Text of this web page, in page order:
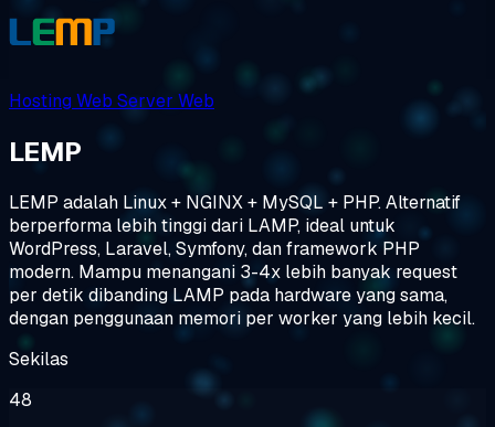
Hosting Web Server Web
LEMP
LEMP adalah Linux + NGINX + MySQL + PHP. Alternatif
berperforma lebih tinggi dari LAMP, ideal untuk
WordPress, Laravel, Symfony, dan framework PHP
modern. Mampu menangani 3-4x lebih banyak request
per detik dibanding LAMP pada hardware yang sama,
dengan penggunaan memori per worker yang lebih kecil.
Sekilas
48